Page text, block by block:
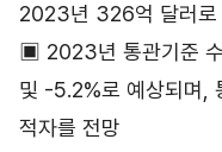
2023년 326억 달러로
▣ 2023년 통관기준
및 -5.2%로 예상되며,
적자를 전망